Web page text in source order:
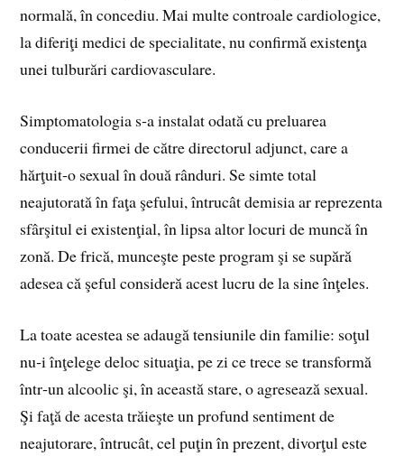
normală, în concediu. Mai multe controale cardiologice,
la diferiţi medici de specialitate, nu confirmă existenţa
unei tulburări cardiovasculare.
Simptomatologia s‑a instalat odată cu preluarea
conducerii firmei de către directorul adjunct, care a
hărţuit‑o sexual în două rânduri. Se simte total
neajutorată în faţa şefului, întrucât demisia ar reprezenta
sfârşitul ei existenţial, în lipsa altor locuri de muncă în
zonă. De frică, munceşte peste program şi se supără
adesea că şeful consideră acest lucru de la sine înţeles.
La toate acestea se adaugă tensiunile din familie: soţul
nu‑i înţelege deloc situaţia, pe zi ce trece se transformă
într‑un alcoolic şi, în această stare, o agresează sexual.
Şi faţă de acesta trăieşte un profund sentiment de
neajutorare, întrucât, cel puţin în pre­zent, divorţul este